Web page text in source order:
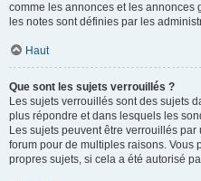
comme les annonces et les
les notes sont définies par les
Haut
Que sont les sujets verrouillés ?
Les sujets verrouillés sont des sujets
plus répondre et dans lesquels les
Les sujets peuvent être verrouillés
forum pour de multiples raisons. Vous
propres sujets, si cela a été autorisé